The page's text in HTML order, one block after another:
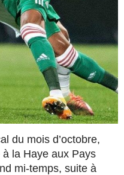
du mois d’octobre,
à la Haye aux Pays
mi-temps, suite à